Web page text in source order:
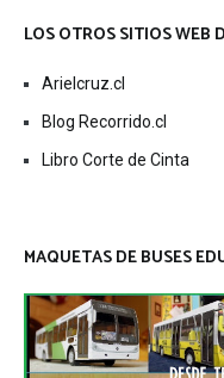
LOS OTROS SITIOS WEB
Arielcruz.cl
Blog Recorrido.cl
Libro Corte de Cinta
MAQUETAS DE BUSES